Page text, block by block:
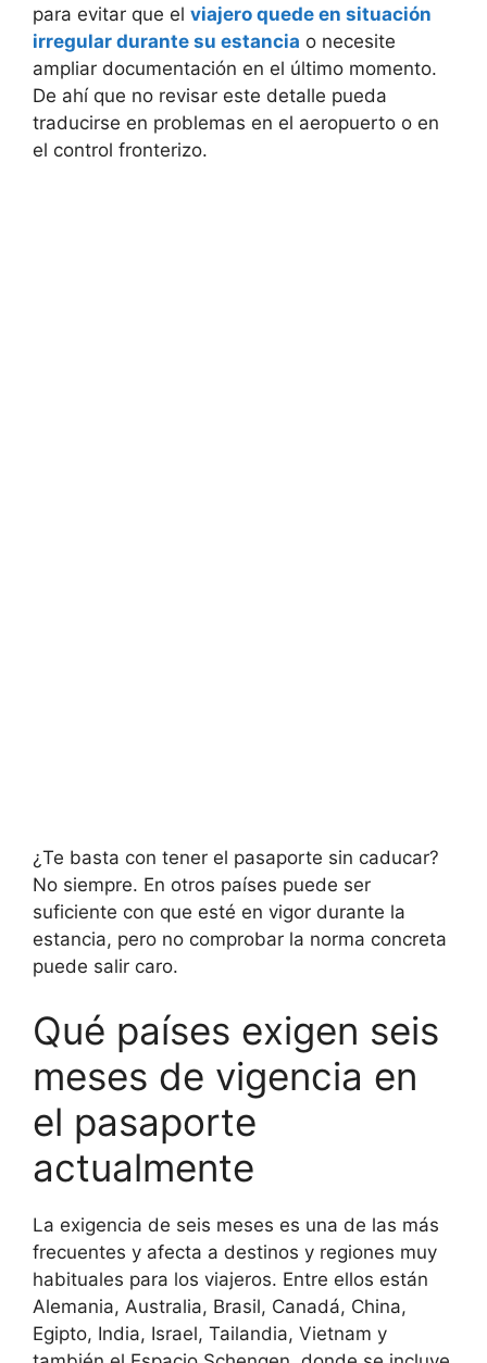
para evitar que el viajero quede en situación
irregular durante su estancia o necesite
ampliar documentación en el último momento.
De ahí que no revisar este detalle pueda
traducirse en problemas en el aeropuerto o en
el control fronterizo.
¿Te basta con tener el pasaporte sin caducar?
No siempre. En otros países puede ser
suficiente con que esté en vigor durante la
estancia, pero no comprobar la norma concreta
puede salir caro.
Qué países exigen seis
meses de vigencia en
el pasaporte
actualmente
La exigencia de seis meses es una de las más
frecuentes y afecta a destinos y regiones muy
habituales para los viajeros. Entre ellos están
Alemania, Australia, Brasil, Canadá, China,
Egipto, India, Israel, Tailandia, Vietnam y